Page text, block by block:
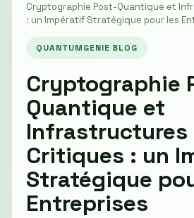
Cryptographie Post-Quantique et
: un Impératif Stratégique pour les
QUANTUMGENIE BLOG
Cryptographie
Quantique et
Infrastructures
Critiques : un
Stratégique
Entreprises